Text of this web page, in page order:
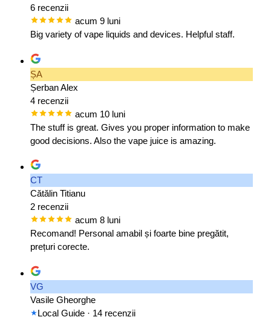
6 recenzii
acum 9 luni
Big variety of vape liquids and devices. Helpful staff.
ȘA
Șerban Alex
4 recenzii
acum 10 luni
The stuff is great. Gives you proper information to make
good decisions. Also the vape juice is amazing.
CT
Cătălin Titianu
2 recenzii
acum 8 luni
Recomand! Personal amabil și foarte bine pregătit,
prețuri corecte.
VG
Vasile Gheorghe
Local Guide · 14 recenzii